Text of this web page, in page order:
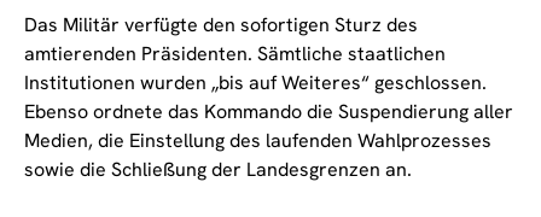
Das Militär verfügte den sofortigen Sturz des
amtierenden Präsidenten. Sämtliche staatlichen
Institutionen wurden „bis auf Weiteres“ geschlossen.
Ebenso ordnete das Kommando die Suspendierung aller
Medien, die Einstellung des laufenden Wahlprozesses
sowie die Schließung der Landesgrenzen an.